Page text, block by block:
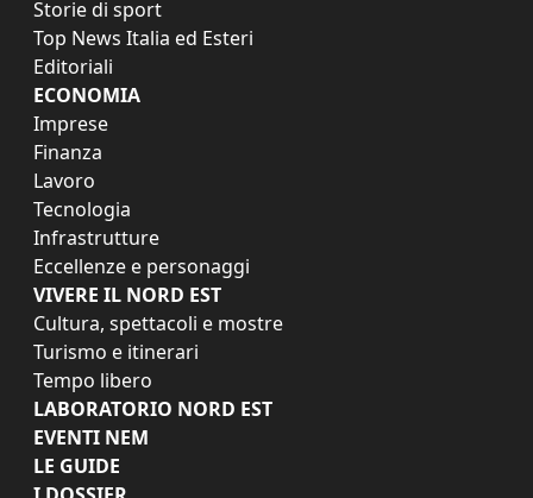
Storie di sport
Top News Italia ed Esteri
Editoriali
ECONOMIA
Imprese
Finanza
Lavoro
Tecnologia
Infrastrutture
Eccellenze e personaggi
VIVERE IL NORD EST
Cultura, spettacoli e mostre
Turismo e itinerari
Tempo libero
LABORATORIO NORD EST
EVENTI NEM
LE GUIDE